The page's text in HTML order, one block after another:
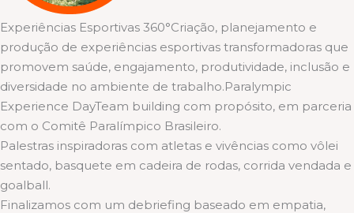
Experiências Esportivas 360°Criação, planejamento e
produção de experiências esportivas transformadoras que
promovem saúde, engajamento, produtividade, inclusão e
diversidade no ambiente de trabalho.Paralympic
Experience DayTeam building com propósito, em parceria
com o Comitê Paralímpico Brasileiro.
Palestras inspiradoras com atletas e vivências como vôlei
sentado, basquete em cadeira de rodas, corrida vendada e
goalball.
Finalizamos com um debriefing baseado em empatia,